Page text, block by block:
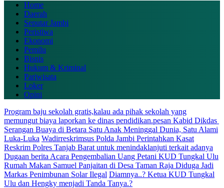
Home
Daerah
Seputar Jambi
Peristiwa
Ekonomi
Pemilu
Bisnis
Hukum & Kriminal
Pariwisata
Loker
Opini
Program baju sekolah gratis,kalau ada pihak sekolah yang
memungut biaya laporkan ke dinas pendidikan.pesan Kabid Dikdas
Serangan Buaya di Betara Satu Anak Meninggal Dunia, Satu Alami
Luka-Luka Wadirreskrimsus Polda Jambi Perintahkan Kasat
Reskrim Polres Tanjab Barat untuk menindaklanjuti terkait adanya
Dugaan berita Acara Pengembalian Uang Petani KUD Tungkal Ulu
Rumah Makan Samuel Panjaitan di Desa Taman Raja Diduga Jadi
Markas Penimbunan Solar Ilegal Diamnya..? Ketua KUD Tungkal
Ulu dan Hengky menjadi Tanda Tanya.?